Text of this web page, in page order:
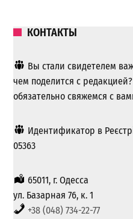
КОНТАКТЫ
Вы стали свидетелем
чем поделится с редакцией?
обязательно свяжемся с
Идентификатор в
05363
65011, г. Одесса
ул. Базарная 76, к. 1
+38 (048) 734-22-77